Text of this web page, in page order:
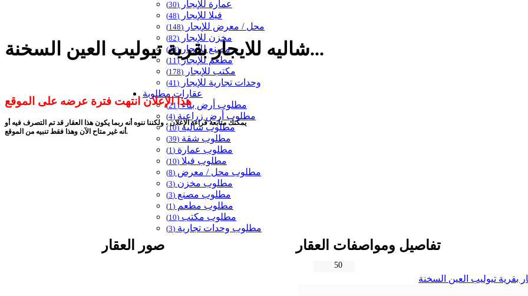
عمارة للإيجار (30)
فيلا للإيجار (48)
محل / معرض للإيجار (148)
مخزن للإيجار (82)
مصنع للإيجار(48)
مطعم للإيجار(11)
مكتب للإيجار (178)
وحدات تجارية للإيجار (41)
عقارات مطلوبة
مطلوب أرض بناء(21)
مطلوب أرض زراعية (4)
مطلوب شاليه(10)
مطلوب شقة (39)
مطلوب عمارة (1)
مطلوب فيلا (10)
مطلوب محل / معرض (8)
مطلوب مخزن (3)
مطلوب مصنع (3)
مطلوب مطعم (1)
مطلوب مكتب (10)
مطلوب وحدات تجارية (3)
شاليه للايجار بقرية تيوليب العين السخنة...
هذا الإعلان انتهت فترة عرضه على الموقع
يمكنك متابعة قراءة الإعلان ، ولكننا ننوه أنه ربما يكون هذا العقار قد تم التصرف فيه أو
أنه غير متاح الآن وهذا فقط تنبيه من الموقع.
تفاصيل ومواصفات العقار
50
بقرية تيوليب العين السخنة
صور العقار